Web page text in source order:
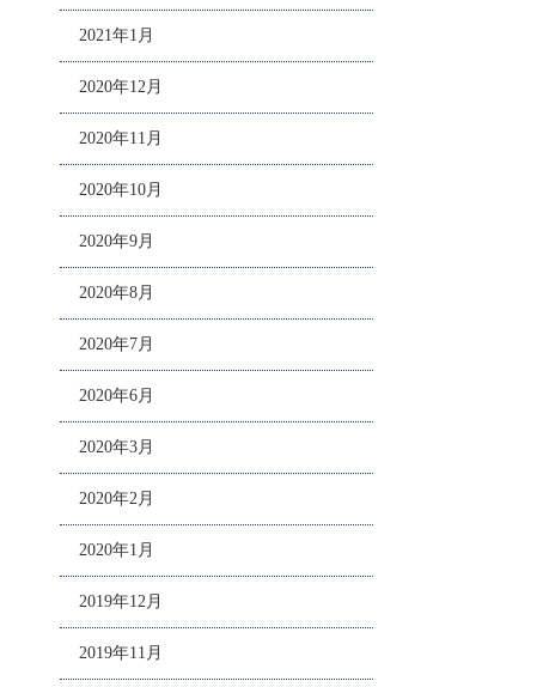
2021年1月
2020年12月
2020年11月
2020年10月
2020年9月
2020年8月
2020年7月
2020年6月
2020年3月
2020年2月
2020年1月
2019年12月
2019年11月